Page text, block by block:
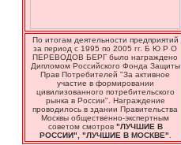
По итогам деятельности предприятий
за период с 1995 по 2005 гг. Б Ю Р О
ПЕРЕВОДОВ БЕРГ было награждено
Дипломом Российского Фонда Защиты
Прав Потребителей "За активное
участие в формировании
цивилизованного потребительского
рынка в России". Награждение
проводилось в здании Правительства
Москвы общественно-экспертным
советом смотров "ЛУЧШИЕ В
РОССИИ", "ЛУЧШИЕ В МОСКВЕ"